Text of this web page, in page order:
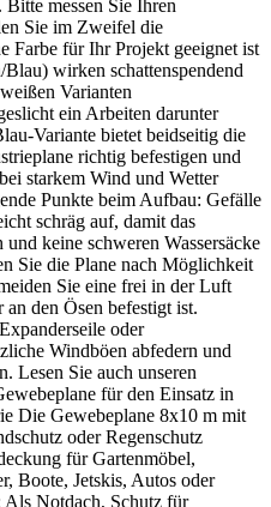
messen Sie Ihren
Sie im Zweifel die
Farbe für Ihr Projekt geeignet ist
wirken schattenspendend
Varianten
ein Arbeiten darunter
Variante bietet beidseitig die
richtig befestigen und
starkem Wind und Wetter
Punkte beim Aufbau: Gefälle
schräg auf, damit das
keine schweren Wassersäcke
Sie die Plane nach Möglichkeit
Sie eine frei in der Luft
den Ösen befestigt ist.
oder
Windböen abfedern und
Lesen Sie auch unseren
für den Einsatz in
Die Gewebeplane 8x10 m mit
oder Regenschutz
für Gartenmöbel,
Boote, Jetskis, Autos oder
Notdach, Schutz für